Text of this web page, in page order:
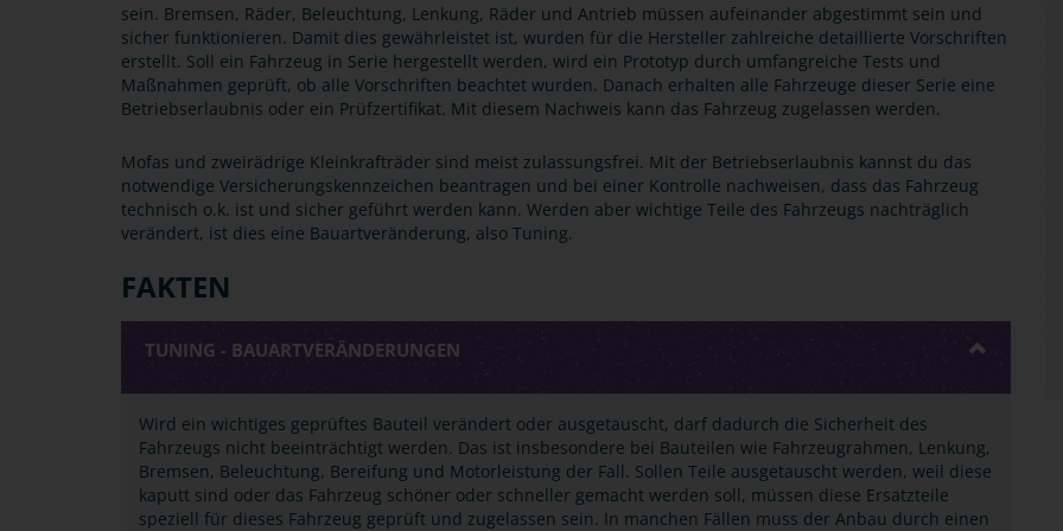
sein. Bremsen, Räder, Beleuchtung, Lenkung, Räder und Antrieb müssen aufeinander abgestimmt sein und
sicher funktionieren. Damit dies gewährleistet ist, wurden für die Hersteller zahlreiche detaillierte Vorschriften
erstellt. Soll ein Fahrzeug in Serie hergestellt werden, wird ein Prototyp durch umfangreiche Tests und
Maßnahmen geprüft, ob alle Vorschriften beachtet wurden. Danach erhalten alle Fahrzeuge dieser Serie eine
Betriebserlaubnis oder ein Prüfzertifikat. Mit diesem Nachweis kann das Fahrzeug zugelassen werden.
Mofas und zweirädrige Kleinkrafträder sind meist zulassungsfrei. Mit der Betriebserlaubnis kannst du das
notwendige Versicherungskennzeichen beantragen und bei einer Kontrolle nachweisen, dass das Fahrzeug
technisch o.k. ist und sicher geführt werden kann. Werden aber wichtige Teile des Fahrzeugs nachträglich
verändert, ist dies eine Bauartveränderung, also Tuning.
FAKTEN
TUNING - BAUARTVERÄNDERUNGEN
Wird ein wichtiges geprüftes Bauteil verändert oder ausgetauscht, darf dadurch die Sicherheit des
Fahrzeugs nicht beeinträchtigt werden. Das ist insbesondere bei Bauteilen wie Fahrzeugrahmen, Lenkung,
Bremsen, Beleuchtung, Bereifung und Motorleistung der Fall. Sollen Teile ausgetauscht werden, weil diese
kaputt sind oder das Fahrzeug schöner oder schneller gemacht werden soll, müssen diese Ersatzteile
speziell für dieses Fahrzeug geprüft und zugelassen sein. In manchen Fällen muss der Anbau durch einen